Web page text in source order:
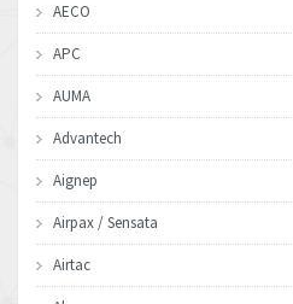
AECO
APC
AUMA
Advantech
Aignep
Airpax / Sensata
Airtac